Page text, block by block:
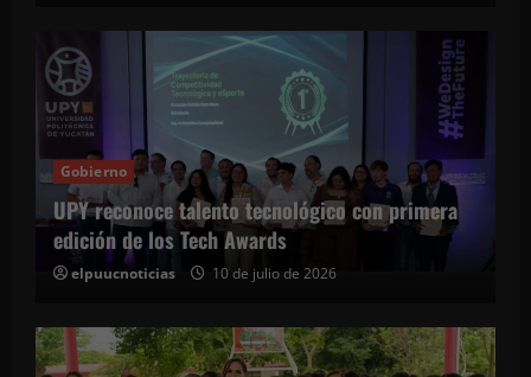
Gobierno
UPY reconoce talento tecnológico con primera
edición de los Tech Awards
elpuucnoticias 10 de julio de 2026